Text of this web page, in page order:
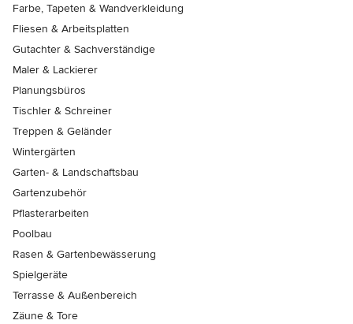
Farbe, Tapeten & Wandverkleidung
Fliesen & Arbeitsplatten
Gutachter & Sachverständige
Maler & Lackierer
Planungsbüros
Tischler & Schreiner
Treppen & Geländer
Wintergärten
Garten- & Landschaftsbau
Gartenzubehör
Pflasterarbeiten
Poolbau
Rasen & Gartenbewässerung
Spielgeräte
Terrasse & Außenbereich
Zäune & Tore